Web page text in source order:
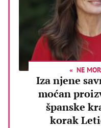
NE
Iza njene
moćan
španske
korak